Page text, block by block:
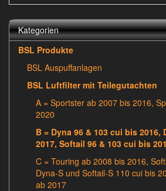
Kategorien
BSL Produkte
BSL Auspuffanlagen
BSL Luftfilter mit Teilegutachten
A = Sportster ab 2007 bis 2016,
2020
B = Dyna 96 & 103 cui bis 2016,
2017, Softail 96 & 103 cui bis
C = Touring ab 2008 bis 2016,
Dyna-S und Softail-S 110 cui bis
ab 2017